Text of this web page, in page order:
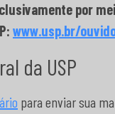
por
www.usp.br/
da USP
para enviar sua